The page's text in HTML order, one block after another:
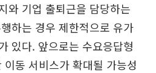
와 기업 출퇴근을 담당하는
하는 경우 제한적으로 유가
있다. 앞으로는 수요응답형
동 서비스가 확대될 가능성